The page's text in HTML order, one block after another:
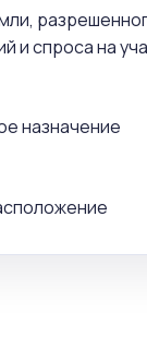
и спроса на
назначение